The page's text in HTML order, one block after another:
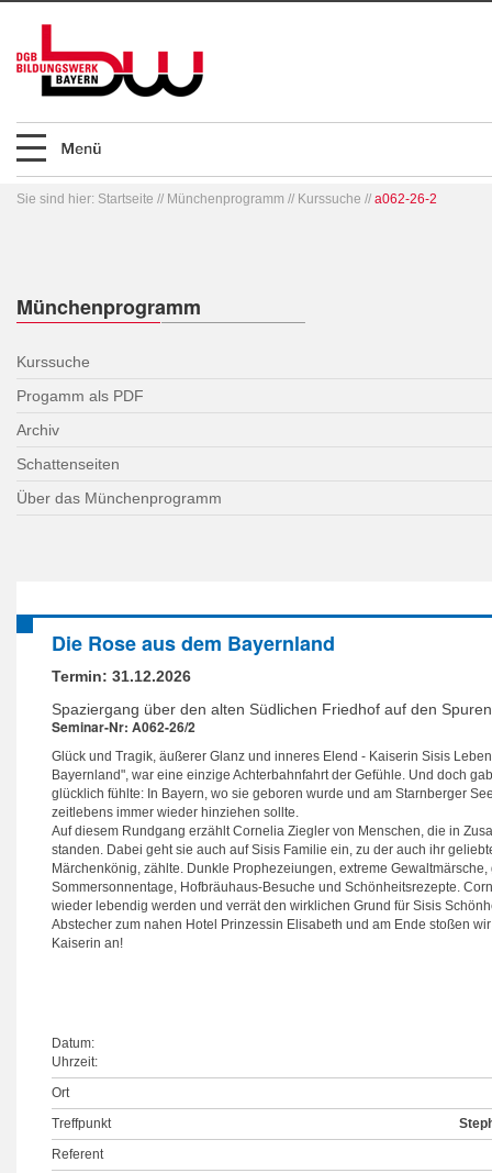
Sie sind hier: Startseite // Münchenprogramm // Kurssuche // a062-26-2
Münchenprogramm
Kurssuche
Progamm als PDF
Archiv
Schattenseiten
Über das Münchenprogramm
Die Rose aus dem Bayernland
Termin: 31.12.2026
Spaziergang über den alten Südlichen Friedhof auf den
Seminar-Nr: A062-26/2
Glück und Tragik, äußerer Glanz und inneres Elend - Kaiserin Sisis
Bayernland", war eine einzige Achterbahnfahrt der Gefühle. Und doch
glücklich fühlte: In Bayern, wo sie geboren wurde und am Starnberger
zeitlebens immer wieder hinziehen sollte.
Auf diesem Rundgang erzählt Cornelia Ziegler von Menschen, die in
standen. Dabei geht sie auch auf Sisis Familie ein, zu der auch ihr
Märchenkönig, zählte. Dunkle Prophezeiungen, extreme
Sommersonnentage, Hofbräuhaus-Besuche und Schönheitsrezepte.
wieder lebendig werden und verrät den wirklichen Grund für Sisis
Abstecher zum nahen Hotel Prinzessin Elisabeth und am Ende stoßen
Kaiserin an!
Datum:
Uhrzeit:
Ort
Treffpunkt
Referent